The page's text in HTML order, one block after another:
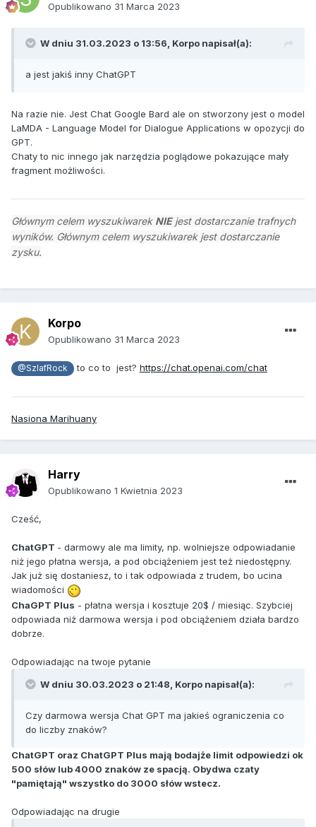
Opublikowano 31 Marca 2023
W dniu 31.03.2023 o 13:56, Korpo napisał(a):
a jest jakiś inny ChatGPT
Na razie nie. Jest Chat Google Bard ale on stworzony jest o model
LaMDA - Language Model for Dialogue Applications w opozycji do
GPT.
Chaty to nic innego jak narzędzia poglądowe pokazujące mały
fragment możliwości.
Głównym celem wyszukiwarek NIE jest dostarczanie trafnych
wyników. Głównym celem wyszukiwarek jest dostarczanie
zysku.
Korpo
Opublikowano 31 Marca 2023
@SzlafRock to co to jest? https://chat.openai.com/chat
Nasiona Marihuany
Harry
Opublikowano 1 Kwietnia 2023
Cześć,
ChatGPT - darmowy ale ma limity, np. wolniejsze odpowiadanie
niż jego płatna wersja, a pod obciążeniem jest też niedostępny.
Jak już się dostaniesz, to i tak odpowiada z trudem, bo ucina
wiadomości
ChaGPT Plus - płatna wersja i kosztuje 20$ / miesiąc. Szybciej
odpowiada niż darmowa wersja i pod obciążeniem działa bardzo
dobrze.
Odpowiadając na twoje pytanie
W dniu 30.03.2023 o 21:48, Korpo napisał(a):
Czy darmowa wersja Chat GPT ma jakieś ograniczenia co
do liczby znaków?
ChatGPT oraz ChatGPT Plus mają bodajże limit odpowiedzi ok
500 słów lub 4000 znaków ze spacją. Obydwa czaty
"pamiętają" wszystko do 3000 słów wstecz.
Odpowiadając na drugie